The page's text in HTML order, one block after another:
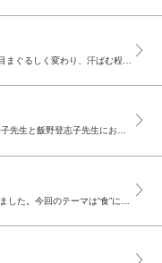
新緑が目に鮮やかな季節がやってまいりました ♪ 天候が目まぐるしく変わり、汗ばむ程の陽気の日があったかと思えば、突然の冷え込みに体がビックリしたりと、体温調整の難しい時期ですね。 皆様お変わり...
看護部 研修会開催！ 平成26年4月27日(日) 今年も黒岩恭子先生と飯野登志子先生にお越しいただき、1日かけて研修を行いました。 くるりーなブラシの開発者である歯科医の黒岩先生のエネルギッシ...